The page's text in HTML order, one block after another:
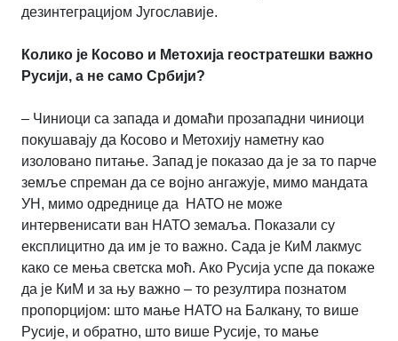
дезинтеграцијом Југославије.
Колико је Косово и Метохија геостратешки важно
Русији, а не само Србији?
– Чиниоци са запада и домаћи прозападни чиниоци
покушавају да Косово и Метохију наметну као
изоловано питање. Запад је показао да је за то парче
земље спреман да се војно ангажује, мимо мандата
УН, мимо одреднице да НАТО не може
интервенисати ван НАТО земаља. Показали су
експлицитно да им је то важно. Сада је КиМ лакмус
како се мења светска моћ. Ако Русија успе да покаже
да је КиМ и за њу важно – то резултира познатом
пропорцијом: што мање НАТО на Балкану, то више
Русије, и обратно, што више Русије, то мање